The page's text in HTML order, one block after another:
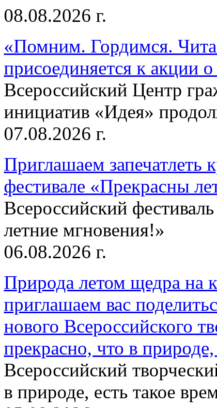
08.08.2026 г.
«Помним. Гордимся.
присоединяется к акции
Всероссийский Центр
инициатив «Идея»
07.08.2026 г.
Приглашаем запечатлеть
фестивале «Прекрасны
Всероссийский
летние мгновения!»
06.08.2026 г.
Природа летом щедра на
приглашаем вас
нового Всероссийского
прекрасно, что в
Всероссийский
в природе, есть такое